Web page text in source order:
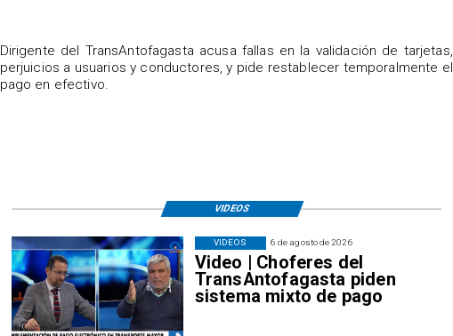
​Dirigente del TransAntofagasta acusa fallas en la validación de tarjetas,
perjuicios a usuarios y conductores, y pide restablecer temporalmente el
pago en efectivo.
6 de agosto de 2026
Video | Choferes del
TransAntofagasta piden
sistema mixto de pago
VIDEOS
VIDEOS